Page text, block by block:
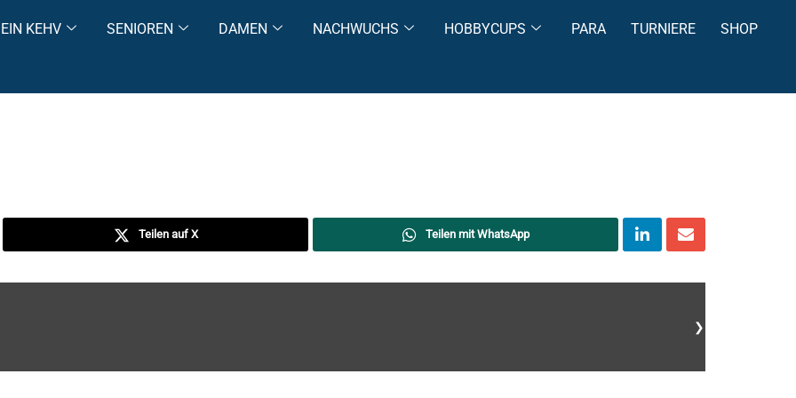
KEHV SENIOREN DAMEN NACHWUCHS HOBBYCUPS PARA TURNIERE
SHOP
Teilen auf X Teilen mit WhatsApp